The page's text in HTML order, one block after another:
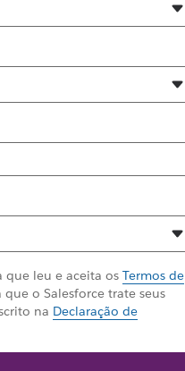
que leu e aceita os Termos de
o Salesforce trate seus
na Declaração de